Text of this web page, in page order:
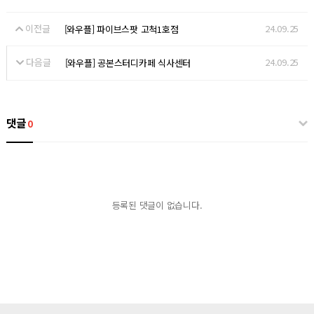
이전글 [와우플] 파이브스팟 고척1호점 24.09.25
다음글 [와우플] 공본스터디카페 식사센터 24.09.25
댓글0
등록된 댓글이 없습니다.